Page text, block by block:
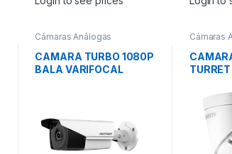
Cámaras Análogas
CAMARA TURBO 1080P
BALA VARIFOCAL
Cámaras